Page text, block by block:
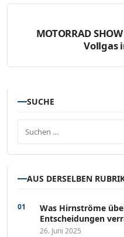
MOTORRAD
Vollgas
SUCHE
Suchen nach:
AUS DERSELBEN
Was Hirnströme
Entscheidungen
26. Juni 2025